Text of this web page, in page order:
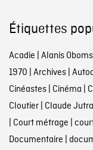
Étiquettes
Acadie | Alanis
1970 | Archives|
Cinéastes| Cinéma |
Cloutier| Claude Jutra
| Court métrage |
Documentaire |